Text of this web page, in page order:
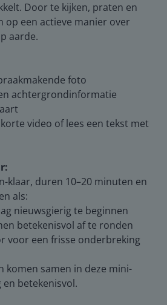
Door te kijken, praten en
op een actieve manier over
aarde.
foto
achtergrondinformatie
video of lees een tekst met
klaar, duren 10–20 minuten en
als:
nieuwsgierig te beginnen
betekenisvol af te ronden
voor een frisse onderbreking
komen samen in deze mini-
betekenisvol.